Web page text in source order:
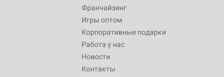
Франчайзинг
Игры оптом
Корпоративные подарки
Работа у нас
Новости
Контакты
Настольная игра Hobby World Сумерки
империи. Четвёртая редакция: Грозовой
Рубеж
12 990